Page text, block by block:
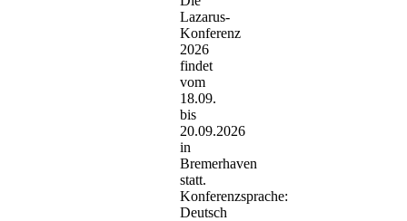
Lazarus-
Konferenz
2026
findet
vom
18.09.
bis
20.09.2026
in
Bremerhaven
statt.
Konferenzsprache:
Deutsch